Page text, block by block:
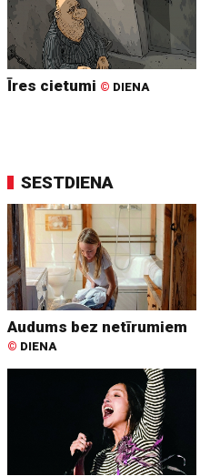
Īres cietumi © DIENA
SESTDIENA
Audums bez netīrumiem
© DIENA